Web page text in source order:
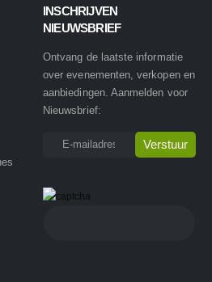
INSCHRIJVEN
NIEUWSBRIEF
Ontvang de laatste informatie
over evenementen, verkopen en
aanbiedingen. Aanmelden voor
Nieuwsbrief: